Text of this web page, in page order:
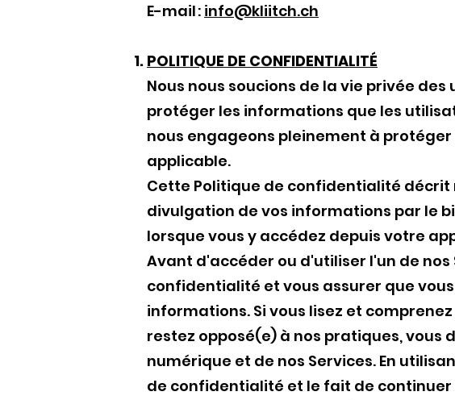
E-mail : info@kliitch.ch
POLITIQUE DE CONFIDENTIALITÉ
Nous nous soucions de la vie privée
protéger les informations que les
nous engageons pleinement à
applicable.
Cette Politique de confidentialité
divulgation de vos informations par le
lorsque vous y accédez depuis votre
Avant d'accéder ou d'utiliser l'un de
confidentialité et vous assurer que
informations. Si vous lisez et
restez opposé(e) à nos pratiques,
numérique et de nos Services. En
de confidentialité et le fait de